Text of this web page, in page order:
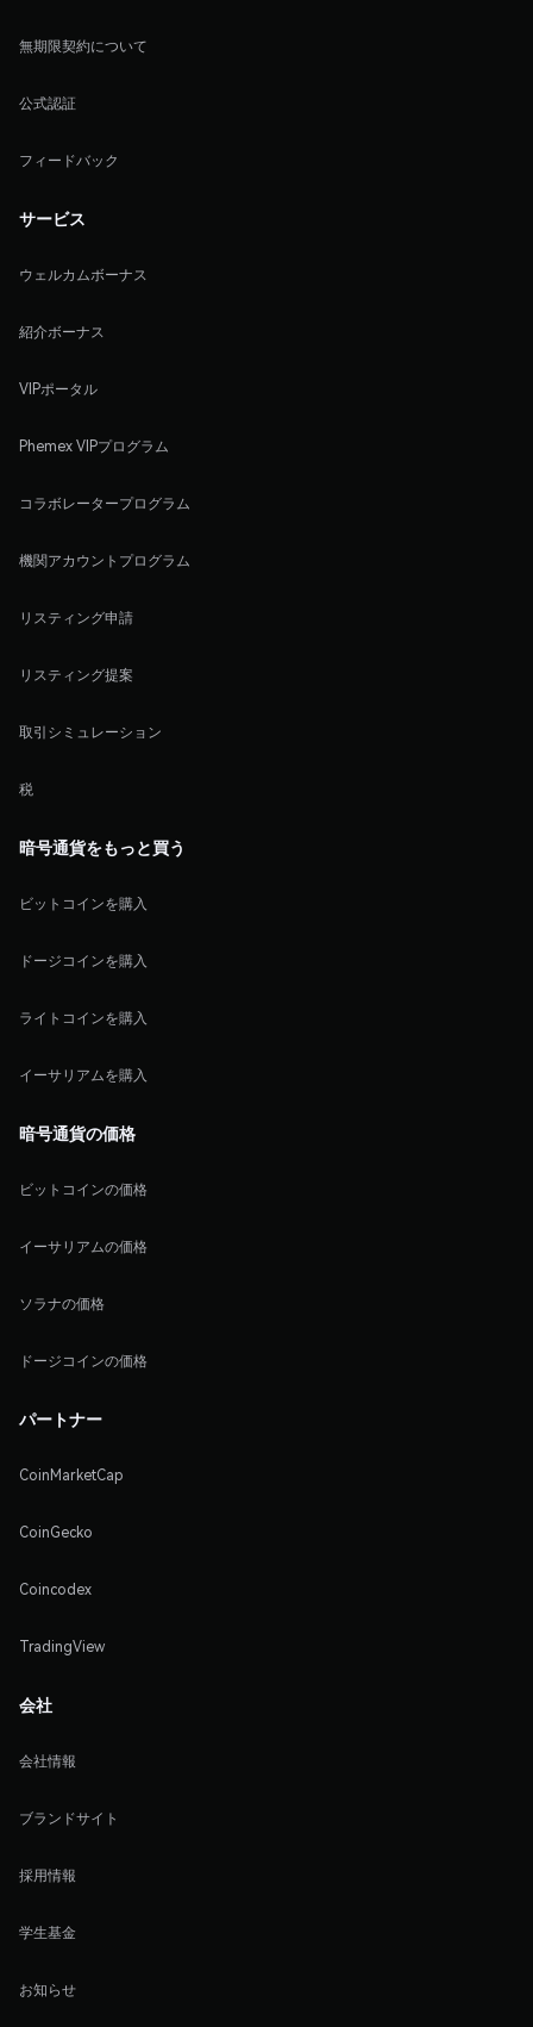
無期限契約について
公式認証
フィードバック
サービス
ウェルカムボーナス
紹介ボーナス
VIPポータル
Phemex VIPプログラム
コラボレータープログラム
機関アカウントプログラム
リスティング申請
リスティング提案
取引シミュレーション
税
暗号通貨をもっと買う
ビットコインを購入
ドージコインを購入
ライトコインを購入
イーサリアムを購入
暗号通貨の価格
ビットコインの価格
イーサリアムの価格
ソラナの価格
ドージコインの価格
パートナー
CoinMarketCap
CoinGecko
Coincodex
TradingView
会社
会社情報
ブランドサイト
採用情報
学生基金
お知らせ